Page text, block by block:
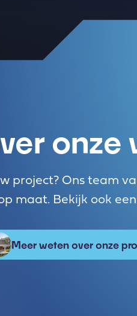
onze
project? Ons team
maat. Bekijk ook
Meer weten over onze